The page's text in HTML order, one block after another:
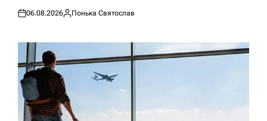
Оприлюднено
06.08.2026
Опубліковано
Понька Святослав